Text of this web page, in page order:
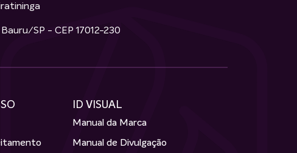
SP - CEP 17012-230
ID VISUAL
Manual da Marca
Manual de Divulgação